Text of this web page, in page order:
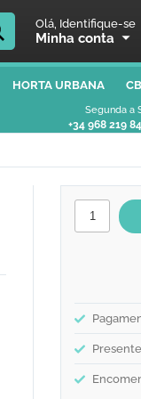
Olá, Identifique-se
Minha conta
HORTA URBANA
Segunda a
+34 968 219